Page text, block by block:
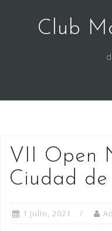
contenidoClub
VII Open
Ciudad
1 julio, 2021